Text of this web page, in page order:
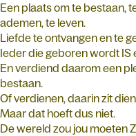
Een plaats om te bestaan,
ademen, te leven.
Liefde te ontvangen en te
Ieder die geboren wordt IS
En verdiend daarom een
bestaan.
Of verdienen, daarin zit
Maar dat hoeft dus niet.
De wereld zou jou moeten